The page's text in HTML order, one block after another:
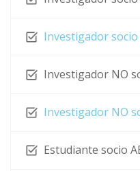
Investigador
Investigador
Investigador NO
Estudiante socio